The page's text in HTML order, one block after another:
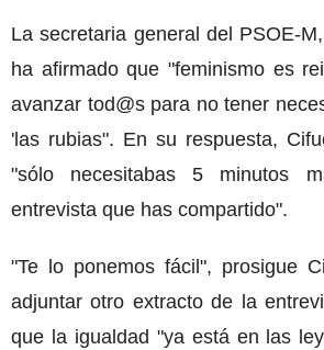
La secretaria general del PSOE-
ha afirmado que "feminismo es
avanzar tod@s para no tener
'las rubias". En su respuesta,
"sólo necesitabas 5 minutos
entrevista que has compartido".
"Te lo ponemos fácil", prosigue
adjuntar otro extracto de la
que la igualdad "ya está en las